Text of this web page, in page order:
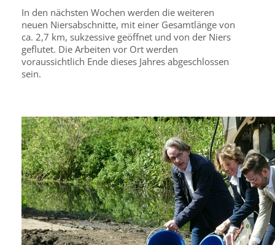
In den nächsten Wochen werden die weiteren
neuen Niersabschnitte, mit einer Gesamtlänge von
ca. 2,7 km, sukzessive geöffnet und von der Niers
geflutet. Die Arbeiten vor Ort werden
voraussichtlich Ende dieses Jahres abgeschlossen
sein.